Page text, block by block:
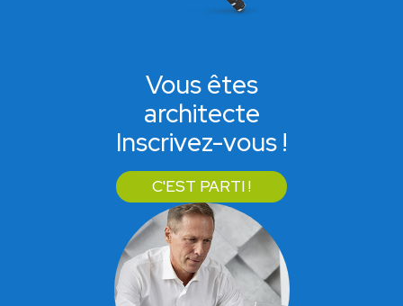
Vous êtes
architecte
Inscrivez-vous !
C'EST PARTI !